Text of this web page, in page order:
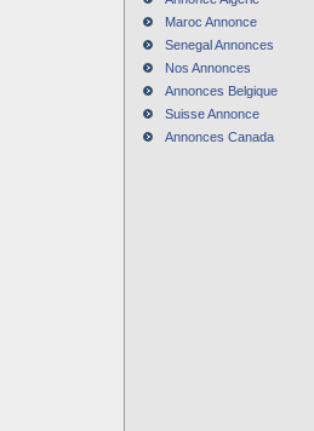
Maroc Annonce
Senegal Annonces
Nos Annonces
Annonces Belgique
Suisse Annonce
Annonces Canada